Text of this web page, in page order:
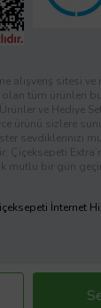
alışveriş sitesi
olan tüm ürünleri
ve Hediye
ürünü sizlere
sevdiklerinizi
Çiçeksepeti
mutlu bir gün
İnternet